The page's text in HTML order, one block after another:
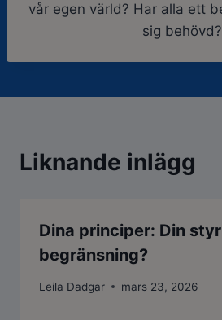
vår egen värld? Har alla ett
sig behövd?
Liknande inlägg
Dina principer: Din
begränsning?
Leila Dadgar mars 23, 2026